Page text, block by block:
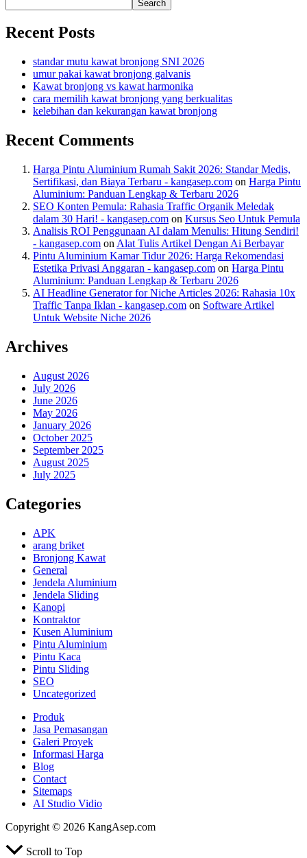
Search
Recent Posts
standar mutu kawat bronjong SNI 2026
umur pakai kawat bronjong galvanis
Kawat bronjong vs kawat harmonika
cara memilih kawat bronjong yang berkualitas
kelebihan dan kekurangan kawat bronjong
Recent Comments
Harga Pintu Aluminium Rumah Sakit 2026: Standar Medis,
Sertifikasi, dan Biaya Terbaru - kangasep.com on Harga Pintu
Aluminium: Panduan Lengkap & Terbaru 2026
SEO Konten Pemula: Rahasia Traffic Organik Meledak
dalam 30 Hari! - kangasep.com on Kursus Seo Untuk Pemula
Analisis ROI Penggunaan AI dalam Menulis: Hitung Sendiri!
- kangasep.com on Alat Tulis Artikel Dengan Ai Berbayar
Pintu Aluminium Kamar Tidur 2026: Harga Rekomendasi
Estetika Privasi Anggaran - kangasep.com on Harga Pintu
Aluminium: Panduan Lengkap & Terbaru 2026
AI Headline Generator for Niche Articles 2026: Rahasia 10x
Traffic Tanpa Iklan - kangasep.com on Software Artikel
Untuk Website Niche 2026
Archives
August 2026
July 2026
June 2026
May 2026
January 2026
October 2025
September 2025
August 2025
July 2025
Categories
APK
arang briket
Bronjong Kawat
General
Jendela Aluminium
Jendela Sliding
Kanopi
Kontraktor
Kusen Aluminium
Pintu Aluminium
Pintu Kaca
Pintu Sliding
SEO
Uncategorized
Produk
Jasa Pemasangan
Galeri Proyek
Informasi Harga
Blog
Contact
Sitemaps
AI Studio Vidio
Copyright © 2026 KangAsep.com
Scroll to Top